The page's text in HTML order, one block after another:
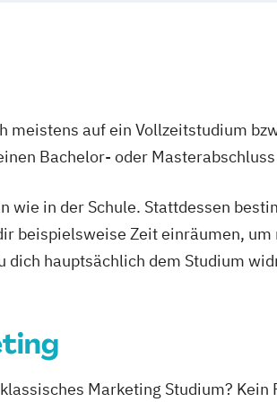
meistens auf ein Vollzeitstudium
Bachelor- oder
wie in der Schule. Stattdessen
beispielsweise Zeit einräumen,
hauptsächlich dem Studium
Marketing Studium?